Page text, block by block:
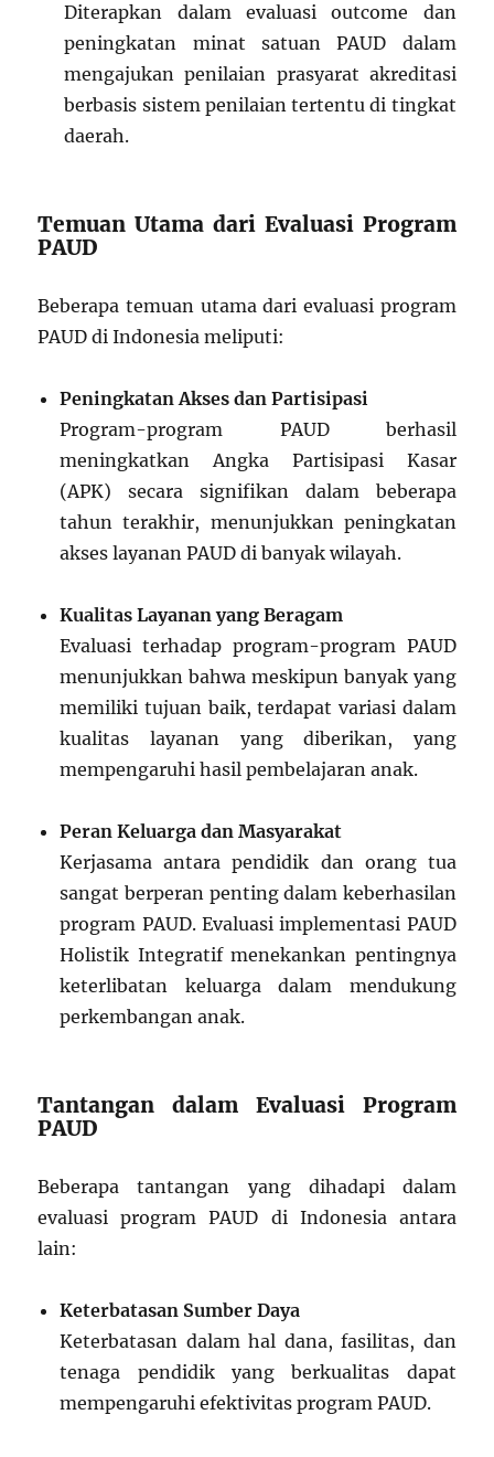
Diterapkan dalam evaluasi outcome dan
peningkatan minat satuan PAUD dalam
mengajukan penilaian prasyarat akreditasi
berbasis sistem penilaian tertentu di tingkat
daerah.
Temuan Utama dari Evaluasi Program
PAUD
Beberapa temuan utama dari evaluasi program
PAUD di Indonesia meliputi:
Peningkatan Akses dan Partisipasi
Program-program PAUD berhasil
meningkatkan Angka Partisipasi Kasar
(APK) secara signifikan dalam beberapa
tahun terakhir, menunjukkan peningkatan
akses layanan PAUD di banyak wilayah.
Kualitas Layanan yang Beragam
Evaluasi terhadap program-program PAUD
menunjukkan bahwa meskipun banyak yang
memiliki tujuan baik, terdapat variasi dalam
kualitas layanan yang diberikan, yang
mempengaruhi hasil pembelajaran anak.
Peran Keluarga dan Masyarakat
Kerjasama antara pendidik dan orang tua
sangat berperan penting dalam keberhasilan
program PAUD. Evaluasi implementasi PAUD
Holistik Integratif menekankan pentingnya
keterlibatan keluarga dalam mendukung
perkembangan anak.
Tantangan dalam Evaluasi Program
PAUD
Beberapa tantangan yang dihadapi dalam
evaluasi program PAUD di Indonesia antara
lain:
Keterbatasan Sumber Daya
Keterbatasan dalam hal dana, fasilitas, dan
tenaga pendidik yang berkualitas dapat
mempengaruhi efektivitas program PAUD.